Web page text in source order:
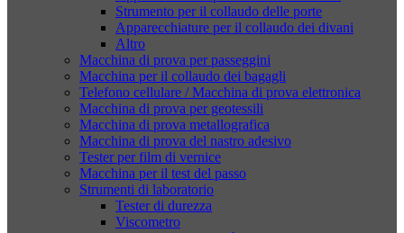
Strumento per il collaudo delle porte
Apparecchiature per il collaudo dei divani
Altro
Macchina di prova per passeggini
Macchina per il collaudo dei bagagli
Telefono cellulare / Macchina di prova elettronica
Macchina di prova per geotessili
Macchina di prova metallografica
Macchina di prova del nastro adesivo
Tester per film di vernice
Macchina per il test del passo
Strumenti di laboratorio
Tester di durezza
Viscometro